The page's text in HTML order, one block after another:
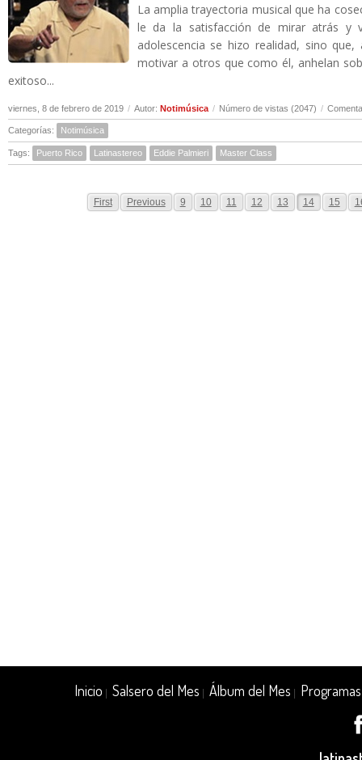
La amplia trayectoria musical que ha
le da la satisfacción de mirar atrás y
adolescencia se hizo realidad, sino
motivar a otros que como él, anhelan
exitoso...
viernes, 8 de febrero de 2019 / Autor: Notimúsica / Número de vistas (2047) /
Categorías: Notimúsica
Tags: Puerto Rico Latinastereo Eddie Palmieri Master Class
First Previous 9 10 11 12 13 14 15
Inicio |Salsero del Mes |Álbum del Mes Programas